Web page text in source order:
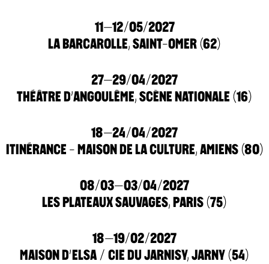
11–12/05/2027
LA BARCAROLLE, SAINT-OMER (62)
27–29/04/2027
THÉÂTRE D’ANGOULÊME, SCÈNE NATIONALE (16)
18–24/04/2027
ITINÉRANCE - MAISON DE LA CULTURE, AMIENS (80)
08/03–03/04/2027
LES PLATEAUX SAUVAGES, PARIS (75)
18–19/02/2027
MAISON D’ELSA / CIE DU JARNISY, JARNY (54)